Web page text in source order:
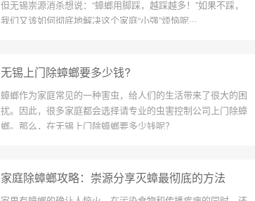
但无锡崇源消杀想说：“蟑螂用脚踩，越踩越多！”如果不踩，
我们又该如何彻底地解决这个家庭“小强”烦恼呢···
无锡上门除蟑螂要多少钱?
蟑螂作为家庭常见的一种害虫，给人们的生活带来了很大的困
扰。因此，很多家庭都会选择请专业的虫害控制公司上门除蟑
螂。那么，在无锡上门除蟑螂要多少钱呢？
家庭除蟑螂攻略：崇源分享灭蟑最彻底的方法